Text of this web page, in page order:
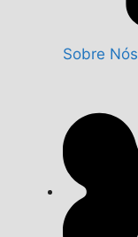
Sobre Nós